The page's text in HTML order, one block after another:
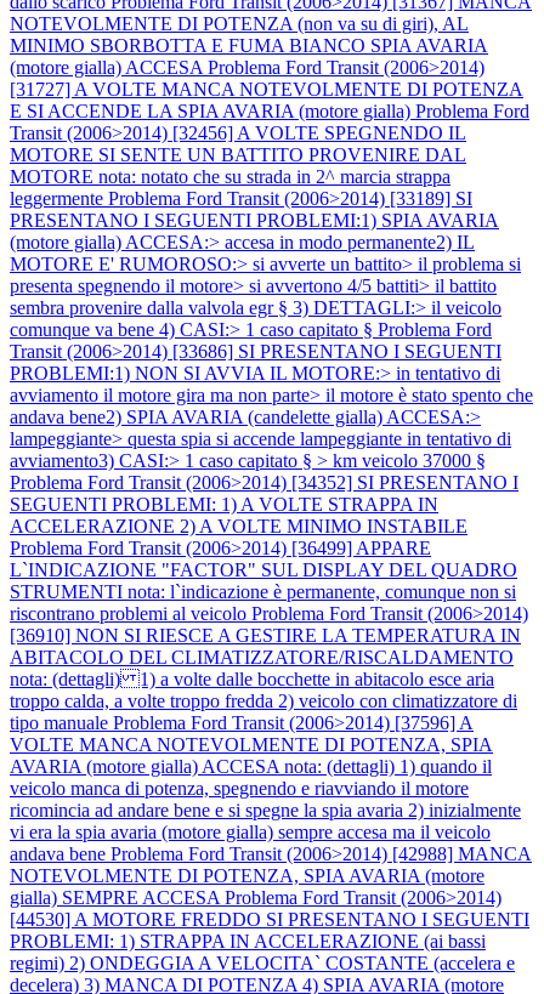
NOTEVOLMENTE DI POTENZA (non va su di giri), AL
MINIMO SBORBOTTA E FUMA BIANCO SPIA AVARIA
(motore gialla) ACCESA Problema Ford Transit (2006>2014)
[31727] A VOLTE MANCA NOTEVOLMENTE DI POTENZA
E SI ACCENDE LA SPIA AVARIA (motore gialla) Problema Ford
Transit (2006>2014) [32456] A VOLTE SPEGNENDO IL
MOTORE SI SENTE UN BATTITO PROVENIRE DAL
MOTORE nota: notato che su strada in 2^ marcia strappa
leggermente Problema Ford Transit (2006>2014) [33189] SI
PRESENTANO I SEGUENTI PROBLEMI:1) SPIA AVARIA
(motore gialla) ACCESA:> accesa in modo permanente2) IL
MOTORE E' RUMOROSO:> si avverte un battito> il problema si
presenta spegnendo il motore> si avvertono 4/5 battiti> il battito
sembra provenire dalla valvola egr § 3) DETTAGLI:> il veicolo
comunque va bene 4) CASI:> 1 caso capitato § Problema Ford
Transit (2006>2014) [33686] SI PRESENTANO I SEGUENTI
PROBLEMI:1) NON SI AVVIA IL MOTORE:> in tentativo di
avviamento il motore gira ma non parte> il motore è stato spento che
andava bene2) SPIA AVARIA (candelette gialla) ACCESA:>
lampeggiante> questa spia si accende lampeggiante in tentativo di
avviamento3) CASI:> 1 caso capitato § > km veicolo 37000 §
Problema Ford Transit (2006>2014) [34352] SI PRESENTANO I
SEGUENTI PROBLEMI: 1) A VOLTE STRAPPA IN
ACCELERAZIONE 2) A VOLTE MINIMO INSTABILE
Problema Ford Transit (2006>2014) [36499] APPARE
L`INDICAZIONE "FACTOR" SUL DISPLAY DEL QUADRO
STRUMENTI nota: l`indicazione è permanente, comunque non si
riscontrano problemi al veicolo Problema Ford Transit (2006>2014)
[36910] NON SI RIESCE A GESTIRE LA TEMPERATURA IN
ABITACOLO DEL CLIMATIZZATORE/RISCALDAMENTO
nota: (dettagli) 1) a volte dalle bocchette in abitacolo esce aria
troppo calda, a volte troppo fredda 2) veicolo con climatizzatore di
tipo manuale Problema Ford Transit (2006>2014) [37596] A
VOLTE MANCA NOTEVOLMENTE DI POTENZA, SPIA
AVARIA (motore gialla) ACCESA nota: (dettagli) 1) quando il
veicolo manca di potenza, spegnendo e riavviando il motore
ricomincia ad andare bene e si spegne la spia avaria 2) inizialmente
vi era la spia avaria (motore gialla) sempre accesa ma il veicolo
andava bene Problema Ford Transit (2006>2014) [42988] MANCA
NOTEVOLMENTE DI POTENZA, SPIA AVARIA (motore
gialla) SEMPRE ACCESA Problema Ford Transit (2006>2014)
[44530] A MOTORE FREDDO SI PRESENTANO I SEGUENTI
PROBLEMI: 1) STRAPPA IN ACCELERAZIONE (ai bassi
regimi) 2) ONDEGGIA A VELOCITA` COSTANTE (accelera e
decelera) 3) MANCA DI POTENZA 4) SPIA AVARIA (motore